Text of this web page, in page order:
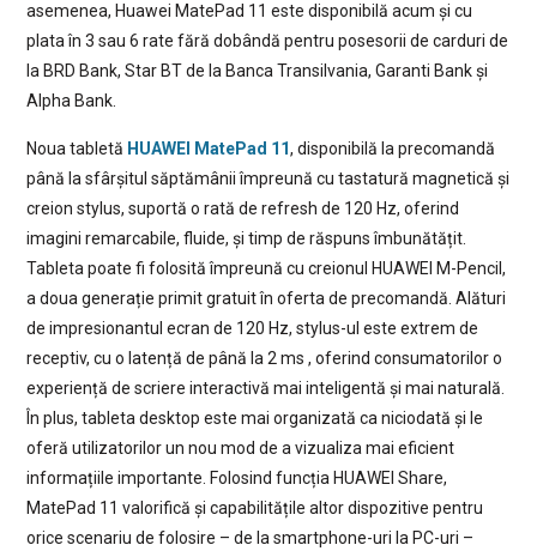
asemenea, Huawei MatePad 11 este disponibilă acum și cu
plata în 3 sau 6 rate fără dobândă pentru posesorii de carduri de
la BRD Bank, Star BT de la Banca Transilvania, Garanti Bank și
Alpha Bank.
Noua tabletă HUAWEI MatePad 11, disponibilă la precomandă
până la sfârșitul săptămânii împreună cu tastatură magnetică și
creion stylus, suportă o rată de refresh de 120 Hz, oferind
imagini remarcabile, fluide, și timp de răspuns îmbunătățit.
Tableta poate fi folosită împreună cu creionul HUAWEI M-Pencil,
a doua generație primit gratuit în oferta de precomandă. Alături
de impresionantul ecran de 120 Hz, stylus-ul este extrem de
receptiv, cu o latență de până la 2 ms , oferind consumatorilor o
experiență de scriere interactivă mai inteligentă și mai naturală.
În plus, tableta desktop este mai organizată ca niciodată și le
oferă utilizatorilor un nou mod de a vizualiza mai eficient
informațiile importante. Folosind funcția HUAWEI Share,
MatePad 11 valorifică și capabilitățile altor dispozitive pentru
orice scenariu de folosire – de la smartphone-uri la PC-uri –